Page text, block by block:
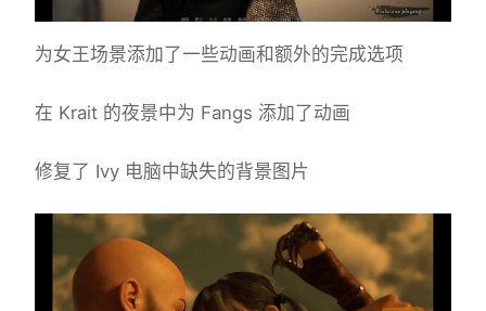
为女王场景添加了一些动画和额外的完成选项
在 Krait 的夜景中为 Fangs 添加了动画
修复了 Ivy 电脑中缺失的背景图片